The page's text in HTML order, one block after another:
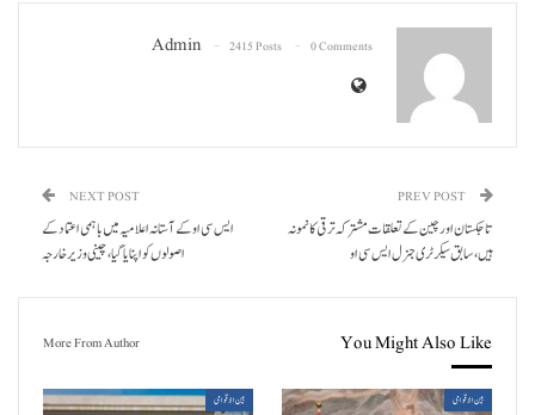
Admin 2415 Posts 0 Comments
تاجکستان اور چین کے تعلقات مشترکہ ترقی کا نمونہ
ہیں، سا بق سیکر ٹری جنرل ایس سی او
NEXT POST
ایس سی او کے آستانہ اعلامیہ میں باہمی اعتماد کے
اصولوں کو اپنایا گیا، چینی وزیر خا رجہ
You Might Also Like
More From Author
بین الاقوامی بین الاقوامی